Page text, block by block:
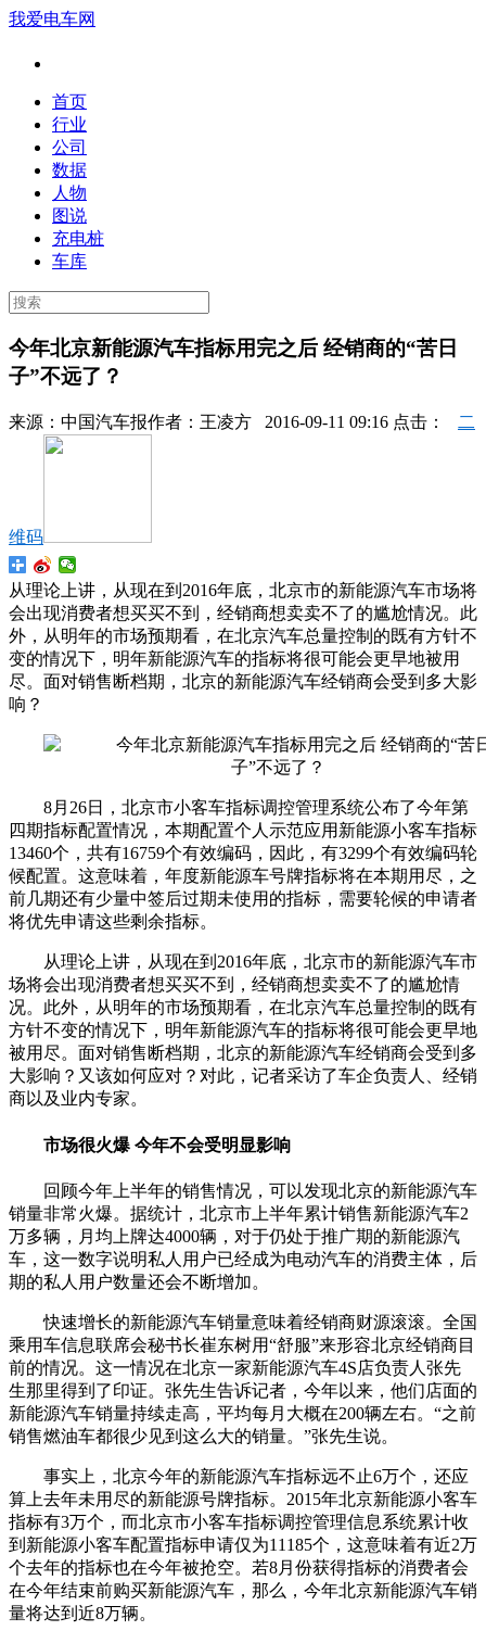
我爱电车网
首页
行业
公司
数据
人物
图说
充电桩
车库
今年北京新能源汽车指标用完之后 经销商的“苦日
子”不远了？
来源： 中国汽车报作者： 王凌方 2016-09-11 09:16 点击： 二
维码
从理论上讲，从现在到2016年底，北京市的新能源汽车市场将
会出现消费者想买买不到，经销商想卖卖不了的尴尬情况。此
外，从明年的市场预期看，在北京汽车总量控制的既有方针不
变的情况下，明年新能源汽车的指标将很可能会更早地被用
尽。面对销售断档期，北京的新能源汽车经销商会受到多大影
响？
8月26日，北京市小客车指标调控管理系统公布了今年第
四期指标配置情况，本期配置个人示范应用新能源小客车指标
13460个，共有16759个有效编码，因此，有3299个有效编码轮
候配置。这意味着，年度新能源车号牌指标将在本期用尽，之
前几期还有少量中签后过期未使用的指标，需要轮候的申请者
将优先申请这些剩余指标。
从理论上讲，从现在到2016年底，北京市的新能源汽车市
场将会出现消费者想买买不到，经销商想卖卖不了的尴尬情
况。此外，从明年的市场预期看，在北京汽车总量控制的既有
方针不变的情况下，明年新能源汽车的指标将很可能会更早地
被用尽。面对销售断档期，北京的新能源汽车经销商会受到多
大影响？又该如何应对？对此，记者采访了车企负责人、经销
商以及业内专家。
市场很火爆 今年不会受明显影响
回顾今年上半年的销售情况，可以发现北京的新能源汽车
销量非常火爆。据统计，北京市上半年累计销售新能源汽车2
万多辆，月均上牌达4000辆，对于仍处于推广期的新能源汽
车，这一数字说明私人用户已经成为电动汽车的消费主体，后
期的私人用户数量还会不断增加。
快速增长的新能源汽车销量意味着经销商财源滚滚。全国
乘用车信息联席会秘书长崔东树用“舒服”来形容北京经销商目
前的情况。这一情况在北京一家新能源汽车4S店负责人张先
生那里得到了印证。张先生告诉记者，今年以来，他们店面的
新能源汽车销量持续走高，平均每月大概在200辆左右。“之前
销售燃油车都很少见到这么大的销量。”张先生说。
事实上，北京今年的新能源汽车指标远不止6万个，还应
算上去年未用尽的新能源号牌指标。2015年北京新能源小客车
指标有3万个，而北京市小客车指标调控管理信息系统累计收
到新能源小客车配置指标申请仅为11185个，这意味着有近2万
个去年的指标也在今年被抢空。若8月份获得指标的消费者会
在今年结束前购买新能源汽车，那么，今年北京新能源汽车销
量将达到近8万辆。